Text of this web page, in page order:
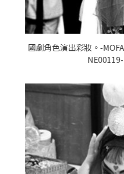
國劇角色演出彩妝。-